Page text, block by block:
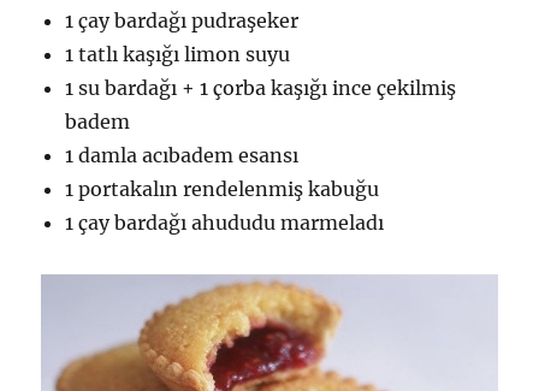
1 çay bardağı pudraşeker
1 tatlı kaşığı limon suyu
1 su bardağı + 1 çorba kaşığı ince çekilmiş
badem
1 damla acıbadem esansı
1 portakalın rendelenmiş kabuğu
1 çay bardağı ahududu marmeladı